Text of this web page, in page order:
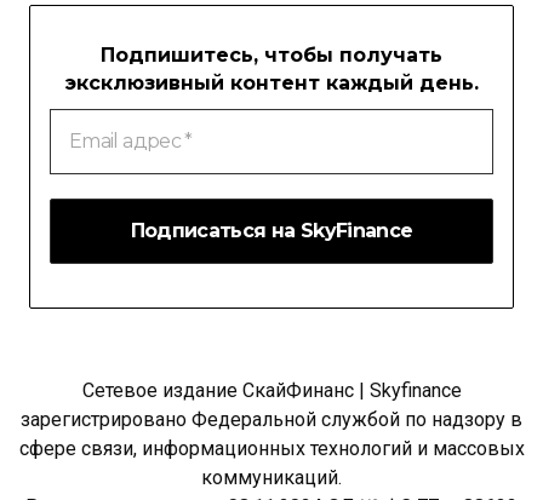
Подпишитесь, чтобы получать
эксклюзивный контент каждый день.
Email
адрес
Сетевое издание СкайФинанс | Skyfinance
зарегистрировано Федеральной службой по надзору в
сфере связи, информационных технологий и массовых
коммуникаций.